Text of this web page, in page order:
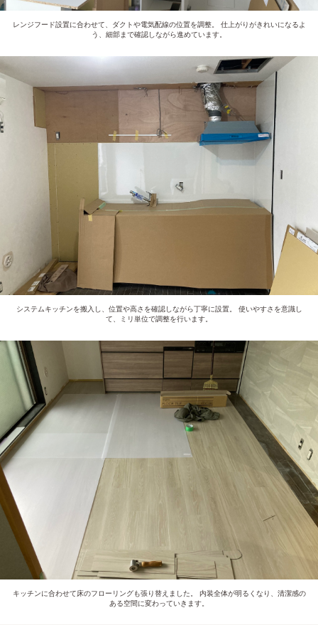
レンジフード設置に合わせて、ダクトや電気配線の位置を調整。 仕上がりがきれいになるよ
う、細部まで確認しながら進めています。
システムキッチンを搬入し、位置や高さを確認しながら丁寧に設置。 使いやすさを意識し
て、ミリ単位で調整を行います。
キッチンに合わせて床のフローリングも張り替えました。 内装全体が明るくなり、清潔感の
ある空間に変わっていきます。